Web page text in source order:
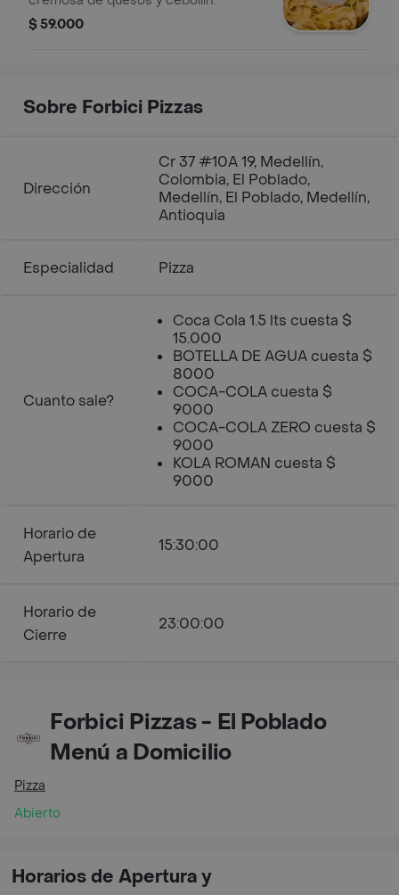
$ 59.000
Sobre Forbici Pizzas
Dirección
Cr 37 #10A 19, Medellín,
Colombia, El Poblado,
Medellín, El Poblado, Medellín,
Antioquia
Especialidad Pizza
Cuanto sale?
Coca Cola 1.5 lts cuesta $
15.000
BOTELLA DE AGUA cuesta $
8000
COCA-COLA cuesta $
9000
COCA-COLA ZERO cuesta $
9000
KOLA ROMAN cuesta $
9000
Horario de
Apertura
15:30:00
Horario de
Cierre
23:00:00
Forbici Pizzas - El Poblado
Menú a Domicilio
Pizza
Abierto
Horarios de Apertura y